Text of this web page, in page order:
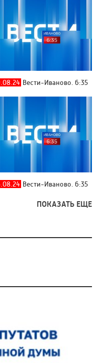
Вести-Иваново. 6:35
Вести-Иваново. 6:35
ПОКАЗАТЬ ЕЩЕ